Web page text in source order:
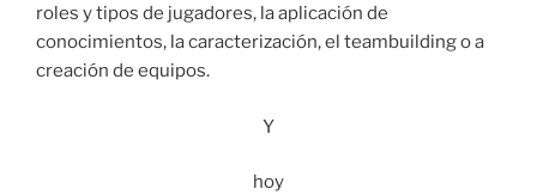
roles y tipos de jugadores, la aplicación de
conocimientos, la caracterización, el teambuilding o a
creación de equipos.
Y
hoy